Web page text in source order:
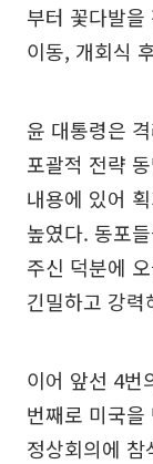
부터 꽃다발
이동, 개회식
윤 대통령은
포괄적 전략
내용에 있어
높였다. 동포
주신 덕분에
긴밀하고 강력
이어 앞선 4번
번째로 미국
정상회의에 참